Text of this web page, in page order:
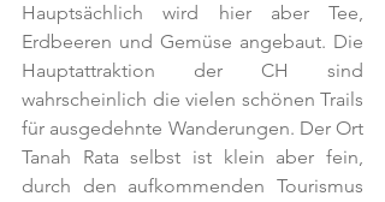
Hauptsächlich wird hier aber Tee,
Erdbeeren und Gemüse angebaut. Die
Hauptattraktion der CH sind
wahrscheinlich die vielen schönen Trails
für ausgedehnte Wanderungen. Der Ort
Tanah Rata selbst ist klein aber fein,
durch den aufkommenden Tourismus